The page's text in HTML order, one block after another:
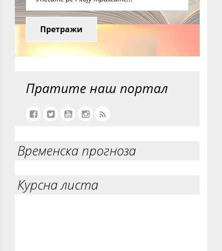
Претражи
Пратите наш портал
Временска прогноза
Курсна листа